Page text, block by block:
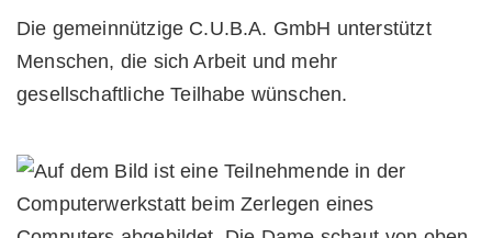
Die gemeinnützige C.U.B.A. GmbH unterstützt
Menschen, die sich Arbeit und mehr
gesellschaftliche Teilhabe wünschen.